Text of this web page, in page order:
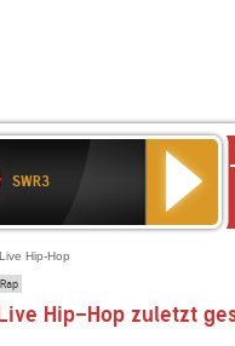
SWR3
Hip-Hop
Hip-Hop zuletzt